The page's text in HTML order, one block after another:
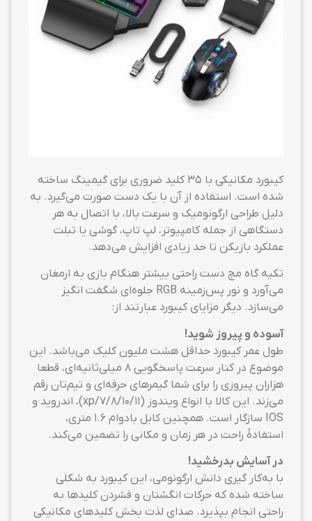
کیبورد مکانیکی
با ۳۵ کلید ضروری برای گیمینگ ساخته
شده است. استفاده از آن با یک دست صورت می‌گیرد. به
دلیل طراحی ارگونومیک و سرعت بالا، با اتصال به هر
دستگاهی از جمله کامپیوتر، لپ تاپ، گوشی یا تبلت
عملکرد بازیکن تا حد زیادی افزایش می‌دهد.
تکیه گاه مچ دست راحتی بیشتر هنگام بازی به ارمغان
می‌آورد و نور پس‌‌زمینه RGB جلوه‌ای شگفت انگیز
می‌سازد. دیگر مزایای کیبورد عبارتند از:
آسوده و پیروز شوید!
طول عمر کیبورد حداقل هشت ملیون کلیک می‌باشد. این
موضوع در کنار سرعت پاسخگویی ۸ میلی‌ثانیه‌ای، قطعا
هزاران پیروزی را برای شما گیمرهای حرفه‌ای و تیم‌تان رقم
می‌زند. این کالا با انواع ویندوز (xp/7/8/10/11)، اندروید و
IOS سازگار است. همچنین کابل بادوام ۱.۶ متری،
استفادهٔ راحت در هر زمان و مکانی را تضمین می‌کند.
در آسایش بدرخشید!
با به‌کار گیری دانش ارگونومی، این کیبورد به شکلی
ساخته شده که حرکات انگشتان و فشردن کلیدها به
راحتی انجام بپذیرد. صدای لذت بخش کلیدهای مکانیکی